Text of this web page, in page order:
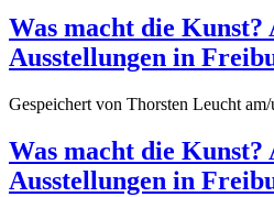
Was macht die Kunst?
Ausstellungen in
Gespeichert von Thorsten Leucht
Was macht die Kunst?
Ausstellungen in